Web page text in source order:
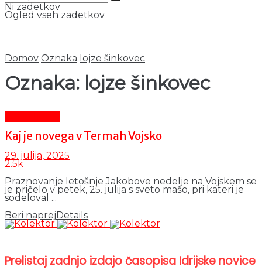
Ni zadetkov
Ogled vseh zadetkov
Domov Oznaka lojze šinkovec
Oznaka: lojze šinkovec
Kaj je novega v Termah Vojsko
29. julija, 2025
2.5k
Praznovanje letošnje Jakobove nedelje na Vojskem se
je pričelo v petek, 25. julija s sveto mašo, pri kateri je
sodeloval ...
Beri naprej Details
Prelistaj zadnjo izdajo časopisa Idrijske novice